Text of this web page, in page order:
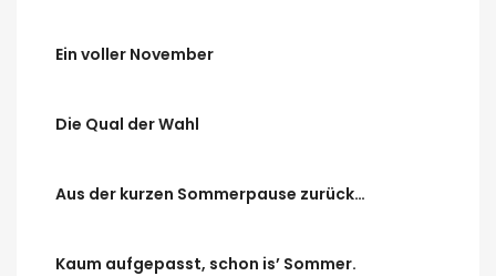
Ein voller November
Die Qual der Wahl
Aus der kurzen Sommerpause zurück…
Kaum aufgepasst, schon is’ Sommer.